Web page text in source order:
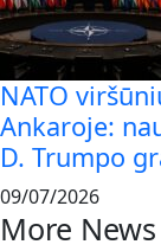
NATO
Ankaroje:
D. Trumpo
09/07/2026
More News